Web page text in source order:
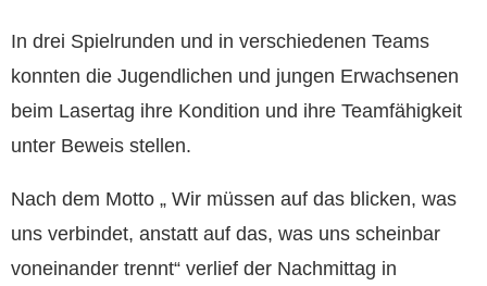
In drei Spielrunden und in verschiedenen Teams
konnten die Jugendlichen und jungen Erwachsenen
beim Lasertag ihre Kondition und ihre Teamfähigkeit
unter Beweis stellen.
Nach dem Motto „ Wir müssen auf das blicken, was
uns verbindet, anstatt auf das, was uns scheinbar
voneinander trennt“ verlief der Nachmittag in